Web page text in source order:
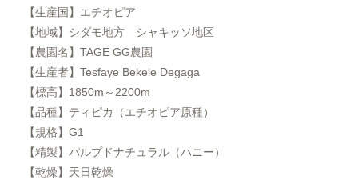
【生産国】エチオピア
【地域】シダモ地方 シャキッソ地区
【農園名】TAGE GG農園
【生産者】Tesfaye Bekele Degaga
【標高】1850m～2200m
【品種】ティピカ（エチオピア原種）
【規格】G1
【精製】パルプドナチュラル（ハニー）
【乾燥】天日乾燥